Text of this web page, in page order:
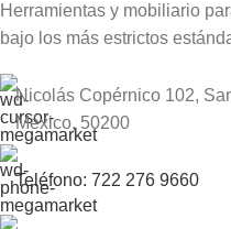
Herramientas y mobiliario
bajo los más estrictos
Nicolás Copérnico 102,
México, 50200
Teléfono: 722 276 9660